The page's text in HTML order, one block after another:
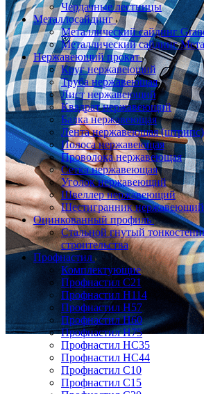
Чердачные лестницы
Металлосайдинг
Металлический сайдинг
Металлический сайдинг
Нержавеющий прокат
Круг нержавеющий
Труба нержавеющая
Лист нержавеющий
Квадрат нержавеющий
Балка нержавеющая
Лента нержавеющая (штрипс)
Полоса нержавеющая
Проволока нержавеющая
Сетка нержавеющая
Уголок нержавеющий
Швеллер нержавеющий
Шестигранник нержавеющий
Оцинкованный профиль
Стальной гнутый
строительства
Профнастил
Комплектующие
Профнастил C21
Профнастил Н114
Профнастил Н57
Профнастил Н60
Профнастил Н75
Профнастил НС35
Профнастил НС44
Профнастил С10
Профнастил С15